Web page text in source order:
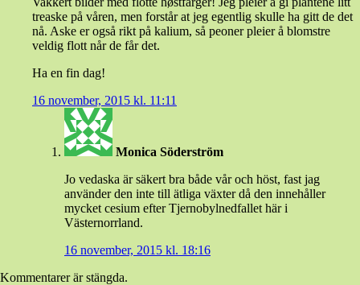
treaske på våren, men forstår at jeg egentlig skulle ha gitt de det
nå. Aske er også rikt på kalium, så peoner pleier å blomstre
veldig flott når de får det.
Ha en fin dag!
16 november, 2015 kl. 11:11
Monica Söderström
Jo vedaska är säkert bra både vår och höst, fast jag
använder den inte till ätliga växter då den innehåller
mycket cesium efter Tjernobylnedfallet här i
Västernorrland.
16 november, 2015 kl. 18:16
Kommentarer är stängda.